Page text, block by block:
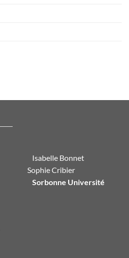
Isabelle Bonnet
Sophie Cribier
Sorbonne Université